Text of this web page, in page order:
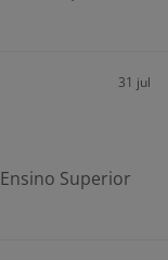
31 jul
Ensino Superior